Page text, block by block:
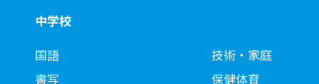
中学校
国語
書写
技術・家庭
保健体育